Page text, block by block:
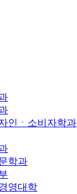
인ㆍ소비자학과
학과
영대학